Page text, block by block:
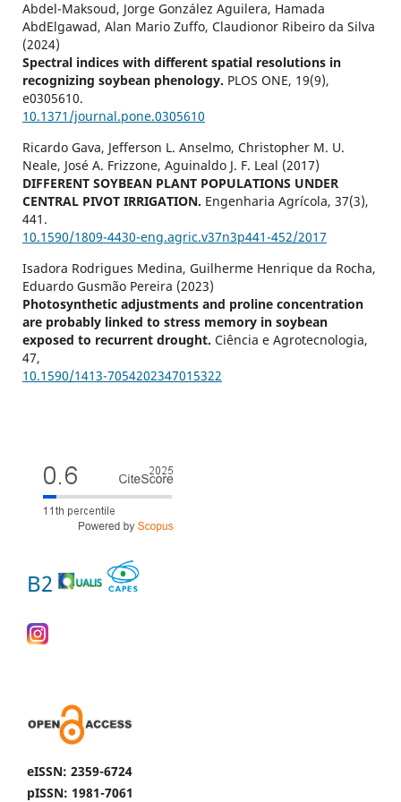
Abdel-Maksoud, Jorge González Aguilera, Hamada
AbdElgawad, Alan Mario Zuffo, Claudionor Ribeiro da Silva
(2024)
Spectral indices with different spatial resolutions in
recognizing soybean phenology. PLOS ONE, 19(9),
e0305610.
10.1371/journal.pone.0305610
Ricardo Gava, Jefferson L. Anselmo, Christopher M. U.
Neale, José A. Frizzone, Aguinaldo J. F. Leal (2017)
DIFFERENT SOYBEAN PLANT POPULATIONS UNDER
CENTRAL PIVOT IRRIGATION. Engenharia Agrícola, 37(3),
441.
10.1590/1809-4430-eng.agric.v37n3p441-452/2017
Isadora Rodrigues Medina, Guilherme Henrique da Rocha,
Eduardo Gusmão Pereira (2023)
Photosynthetic adjustments and proline concentration
are probably linked to stress memory in soybean
exposed to recurrent drought. Ciência e Agrotecnologia,
47,
10.1590/1413-7054202347015322
B2
eISSN: 2359-6724
pISSN: 1981-7061